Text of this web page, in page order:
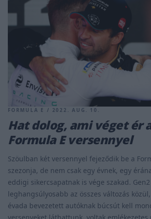
FORMULA E / 2022. AUG. 10.
Hat dolog, ami véget ér
Formula E versennyel
Szöulban két versennyel fejeződik be a
szezonja, de nem csak egy évnek, egy
eddigi sikercsapatnak is vége szakad.
leghangsúlyosabb az összes változás
évada bevezetett autóknak búcsút kell